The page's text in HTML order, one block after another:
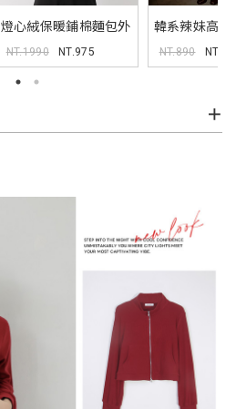
燈心絨保暖鋪棉麵包外
套
NT.1990 NT.975
韓系辣妹高
裙 MUA
NT.890